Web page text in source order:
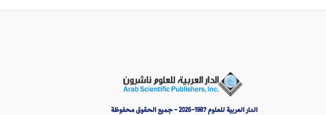
الدار العربية للعلوم 1987-2026 - جميع الحقوق محفوظة